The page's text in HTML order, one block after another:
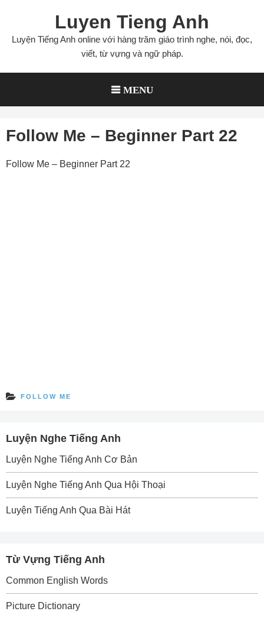
content
Luyen Tieng Anh
Luyện Tiếng Anh online với hàng trăm giáo trình nghe, nói, đọc,
viết, từ vựng và ngữ pháp.
MENU
Follow Me – Beginner Part 22
Follow Me – Beginner Part 22
FOLLOW ME
Luyện Nghe Tiếng Anh
Luyện Nghe Tiếng Anh Cơ Bản
Luyện Nghe Tiếng Anh Qua Hội Thoại
Luyện Tiếng Anh Qua Bài Hát
Từ Vựng Tiếng Anh
Common English Words
Picture Dictionary